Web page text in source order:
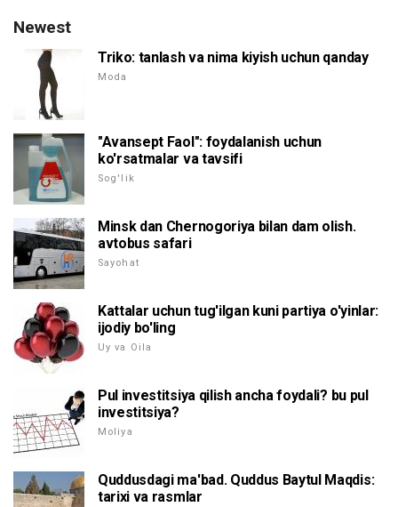
Newest
Triko: tanlash va nima kiyish uchun qanday
Moda
"Avansept Faol": foydalanish uchun
ko'rsatmalar va tavsifi
Sog'lik
Minsk dan Chernogoriya bilan dam olish.
avtobus safari
Sayohat
Kattalar uchun tug'ilgan kuni partiya o'yinlar:
ijodiy bo'ling
Uy va Oila
Pul investitsiya qilish ancha foydali? bu pul
investitsiya?
Moliya
Quddusdagi ma'bad. Quddus Baytul Maqdis:
tarixi va rasmlar